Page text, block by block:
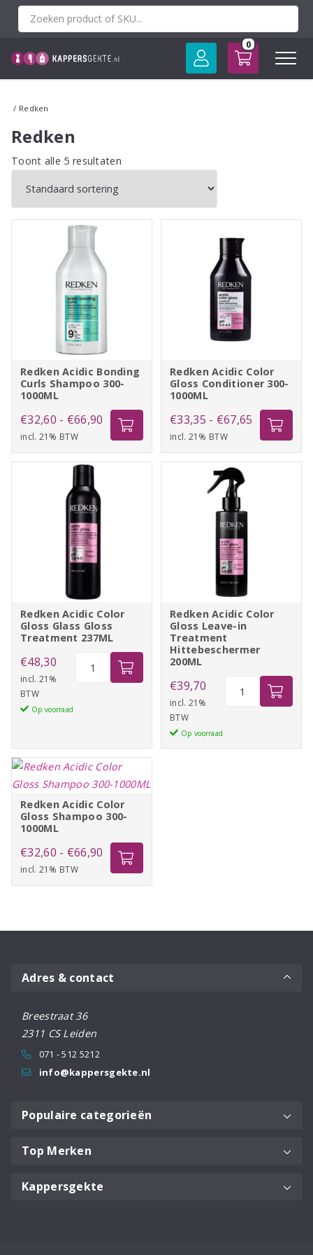
Spring
0
/ Redken
Redken
Toont alle 5 resultaten
Redken Acidic Bonding
Curls Shampoo 300-
1000ML
€32,60 - €66,90 Prijsklasse:
€32,60
tot
incl. 21% BTW
Redken Acidic Color
Gloss Conditioner 300-
1000ML
€33,35 - €67,65 Prijsklasse:
€33,35
tot
incl. 21% BTW
Redken Acidic Color
Gloss Glass Gloss
Treatment 237ML
€48,30
incl. 21%
BTW
Op voorraad
Gloss
Treatment
237ML
aantal
Redken Acidic Color
Gloss Leave-in
Treatment
Hittebeschermer
200ML
€39,70
incl. 21%
BTW
Op voorraad
Redken Acidic Color
Gloss Shampoo 300-
1000ML
€32,60 - €66,90 Prijsklasse:
€32,60
tot
incl. 21% BTW
Adres & contact
Breestraat 36
2311 CS Leiden
071 - 512 5212
info@kappersgekte.nl
Populaire categorieën
Top Merken
Kappersgekte